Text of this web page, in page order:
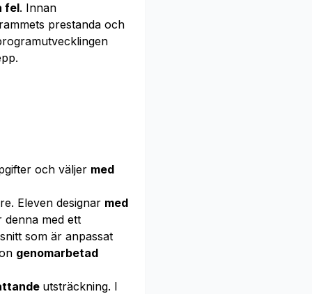
fel. Innan
prestanda och
och väljer med
Eleven designar med
med ett
som är anpassat
genomarbetad
utsträckning. I